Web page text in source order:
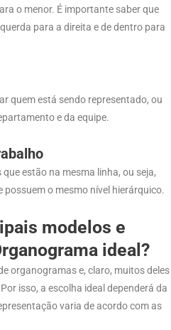
o menor. É importante saber que
para a direita e de dentro para
quem está sendo representado, ou
e da equipe.
estão na mesma linha, ou seja,
o mesmo nível hierárquico.
modelos e
ideal?
organogramas e, claro, muitos deles
isso, a escolha ideal dependerá da
varia de acordo com as